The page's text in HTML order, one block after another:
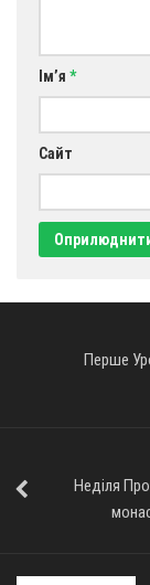
Ім’я *
Сайт
Перше
Неділя